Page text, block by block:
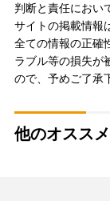
判断と責任におい
サイトの掲載情報
全ての情報の正確
ラブル等の損失が
ので、予めご了承
他のオスス